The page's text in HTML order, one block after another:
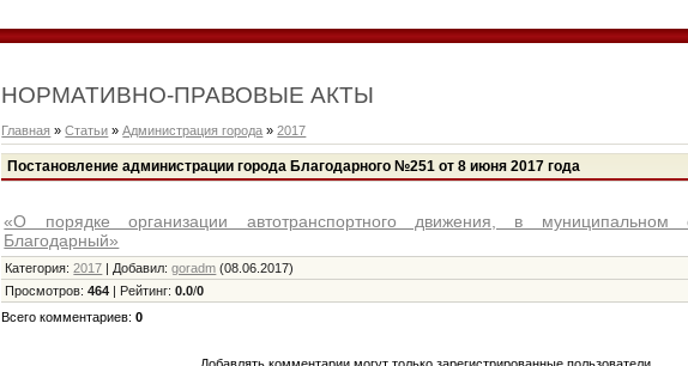
НОРМАТИВНО-ПРАВОВЫЕ АКТЫ
Главная »Статьи »Администрация города »2017
Постановление администрации города Благодарного №251 от 8 июня 2017 года
«О порядке организации автотранспортного движения, в муниципальном
Благодарный»
Категория:2017 | Добавил:goradm (08.06.2017)
Просмотров:464 | Рейтинг:0.0/0
Всего комментариев:0